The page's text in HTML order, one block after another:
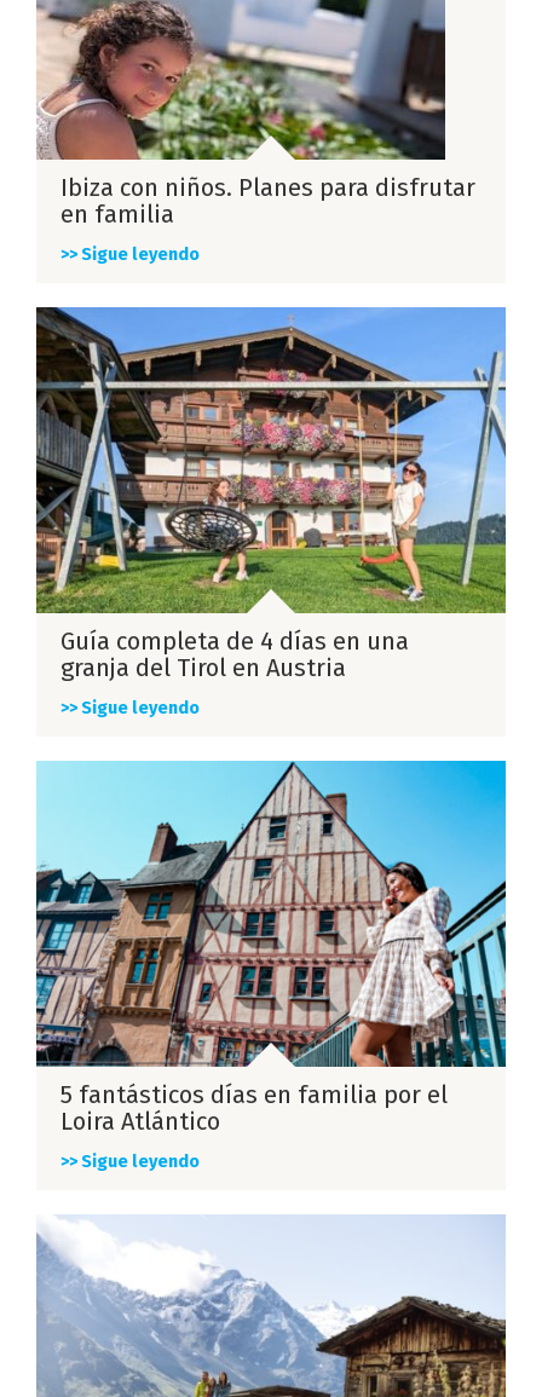
Ibiza con niños. Planes para disfrutar
en familia
>> Sigue leyendo
Guía completa de 4 días en una
granja del Tirol en Austria
>> Sigue leyendo
5 fantásticos días en familia por el
Loira Atlántico
>> Sigue leyendo